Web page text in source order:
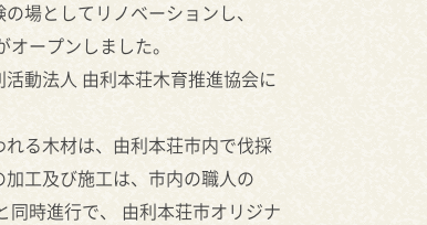
場としてリノベーションし、
ープンしました。
動法人 由利本荘木育推進協会に
る木材は、由利本荘市内で伐採
工及び施工は、市内の職人の
同時進行で、 由利本荘市オリジナ